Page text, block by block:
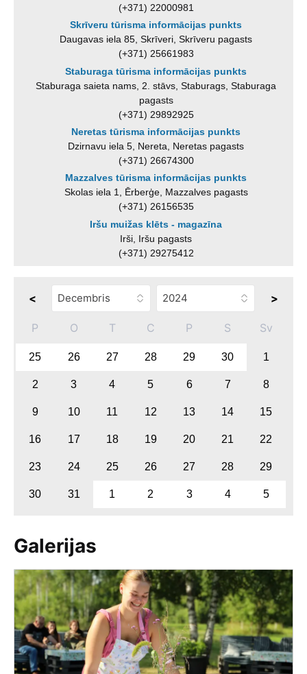
(+371) 22000981
Skrīveru tūrisma informācijas punkts
Daugavas iela 85, Skrīveri, Skrīveru pagasts
(+371) 25661983
Staburaga tūrisma informācijas punkts
Staburaga saieta nams, 2. stāvs, Staburags, Staburaga
pagasts
(+371) 29892925
Neretas tūrisma informācijas punkts
Dzirnavu iela 5, Nereta, Neretas pagasts
(+371) 26674300
Mazzalves tūrisma informācijas punkts
Skolas iela 1, Ērberģe, Mazzalves pagasts
(+371) 26156535
Iršu muižas klēts - magazīna
Irši, Iršu pagasts
(+371) 29275412
< >
P O T C P S Sv
25 26 27 28 29 30 1
2 3 4 5 6 7 8
9 10 11 12 13 14 15
16 17 18 19 20 21 22
23 24 25 26 27 28 29
30 31 1 2 3 4 5
Galerijas